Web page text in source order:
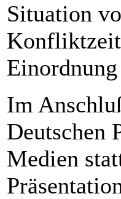
Situation
Im
Deutschen
Medien